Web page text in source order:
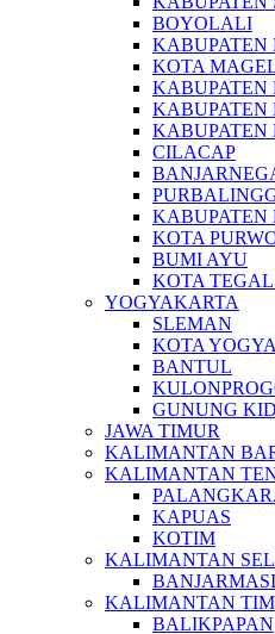
BOYOLALI
KABUPATEN
KOTA
KABUPATEN
KABUPATEN
CILACAP
KABUPATEN
KOTA
BUMI AYU
KOTA
YOGYAKARTA
SLEMAN
KOTA
BANTUL
GUNUNG
JAWA TIMUR
KALIMANTAN
KALIMANTAN
KAPUAS
KOTIM
KALIMANTAN
KALIMANTAN
BALIKPAPAN